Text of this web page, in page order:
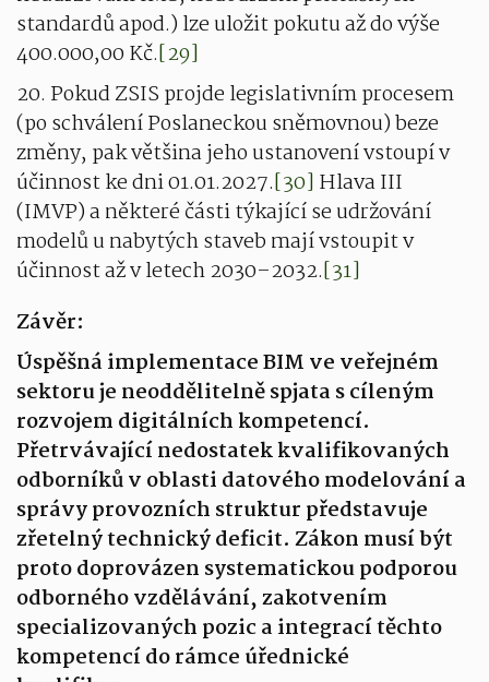
standardů apod.) lze uložit pokutu až do výše
400.000,00 Kč.[29]
20. Pokud ZSIS projde legislativním procesem
(po schválení Poslaneckou sněmovnou) beze
změny, pak většina jeho ustanovení vstoupí v
účinnost ke dni 01.01.2027.[30] Hlava III
(IMVP) a některé části týkající se udržování
modelů u nabytých staveb mají vstoupit v
účinnost až v letech 2030–2032.[31]
Závěr:
Úspěšná implementace BIM ve veřejném
sektoru je neoddělitelně spjata s cíleným
rozvojem digitálních kompetencí.
Přetrvávající nedostatek kvalifikovaných
odborníků v oblasti datového modelování a
správy provozních struktur představuje
zřetelný technický deficit. Zákon musí být
proto doprovázen systematickou podporou
odborného vzdělávání, zakotvením
specializovaných pozic a integrací těchto
kompetencí do rámce úřednické